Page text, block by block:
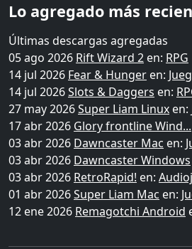
Lo agregado más
Últimas descargas agregadas
05 ago 2026 Rift Wizard 2 en: RPG
14 jul 2026 Fear & Hunger en:
14 jul 2026Slots & Daggers en:
27 may 2026Super Liam Linux en:
17 abr 2026 Glory frontline Wind...
03 abr 2026 Dawncaster Mac en:
03 abr 2026 Dawncaster Windows
03 abr 2026 RetroRapid! en:
01 abr 2026Super Liam Mac en:
12 ene 2026 Remagotchi Android